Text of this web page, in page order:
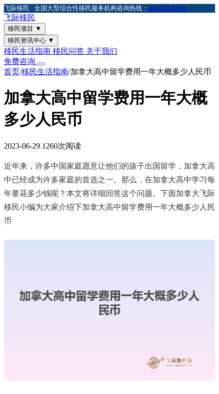
飞际移民 · 全国大型综合性移民服务机构咨询热线： 400-8213-596
飞际移民
移民项目 ▼
移民资讯中心 ▼
移民生活指南 移民问答 关于我们
免费咨询
首页/移民生活指南/加拿大高中留学费用一年大概多少人民币
加拿大高中留学费用一年大概
多少人民币
2023-06-29 1260次阅读
近年来，许多中国家庭愿意让他们的孩子出国留学，加拿大高
中已经成为许多家庭的首选之一。那么，在加拿大高中学习每
年要花多少钱呢？本文将详细回答这个问题。下面加拿大飞际
移民小编为大家介绍下加拿大高中留学费用一年大概多少人民
币